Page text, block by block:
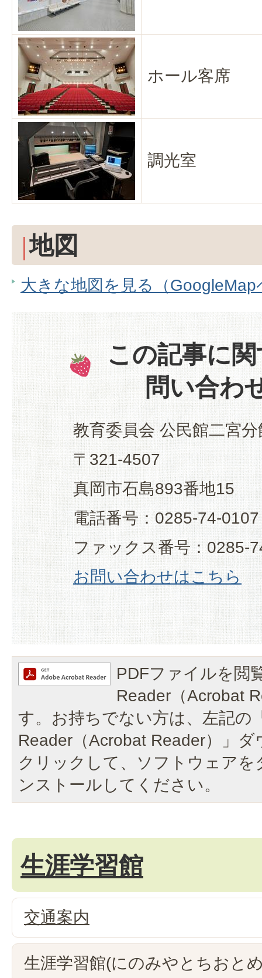
ホール客席
調光室
地図
大きな地図を見る（GoogleMap
この記事に
問い合わ
教育委員会 公民館二宮分
〒321-4507
真岡市石島893番地15
電話番号：0285-74-0107
ファックス番号：0285-
お問い合わせはこちら
PDFファイルを閲
Reader（Acrobat
す。お持ちでない方は、左記の
Reader（Acrobat Reader）」
クリックして、ソフトウェア
ンストールしてください。
生涯学習館
交通案内
生涯学習館(にのみやとちおと